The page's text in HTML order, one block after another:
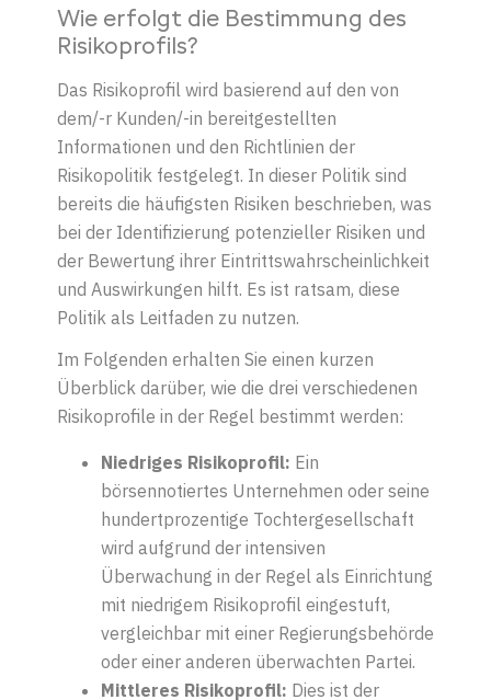
Wie erfolgt die Bestimmung des
Risikoprofils?
Das Risikoprofil wird basierend auf den von
dem/-r Kunden/-in bereitgestellten
Informationen und den Richtlinien der
Risikopolitik festgelegt. In dieser Politik sind
bereits die häufigsten Risiken beschrieben, was
bei der Identifizierung potenzieller Risiken und
der Bewertung ihrer Eintrittswahrscheinlichkeit
und Auswirkungen hilft. Es ist ratsam, diese
Politik als Leitfaden zu nutzen.
Im Folgenden erhalten Sie einen kurzen
Überblick darüber, wie die drei verschiedenen
Risikoprofile in der Regel bestimmt werden:
Niedriges Risikoprofil: Ein
börsennotiertes Unternehmen oder seine
hundertprozentige Tochtergesellschaft
wird aufgrund der intensiven
Überwachung in der Regel als Einrichtung
mit niedrigem Risikoprofil eingestuft,
vergleichbar mit einer Regierungsbehörde
oder einer anderen überwachten Partei.
Mittleres Risikoprofil: Dies ist der